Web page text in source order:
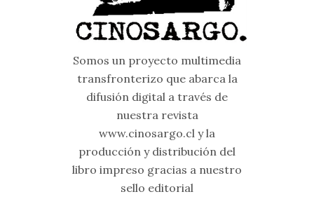
Somos un proyecto multimedia
transfronterizo que abarca la
difusión digital a través de
nuestra revista
www.cinosargo.cl y la
producción y distribución del
libro impreso gracias a nuestro
sello editorial